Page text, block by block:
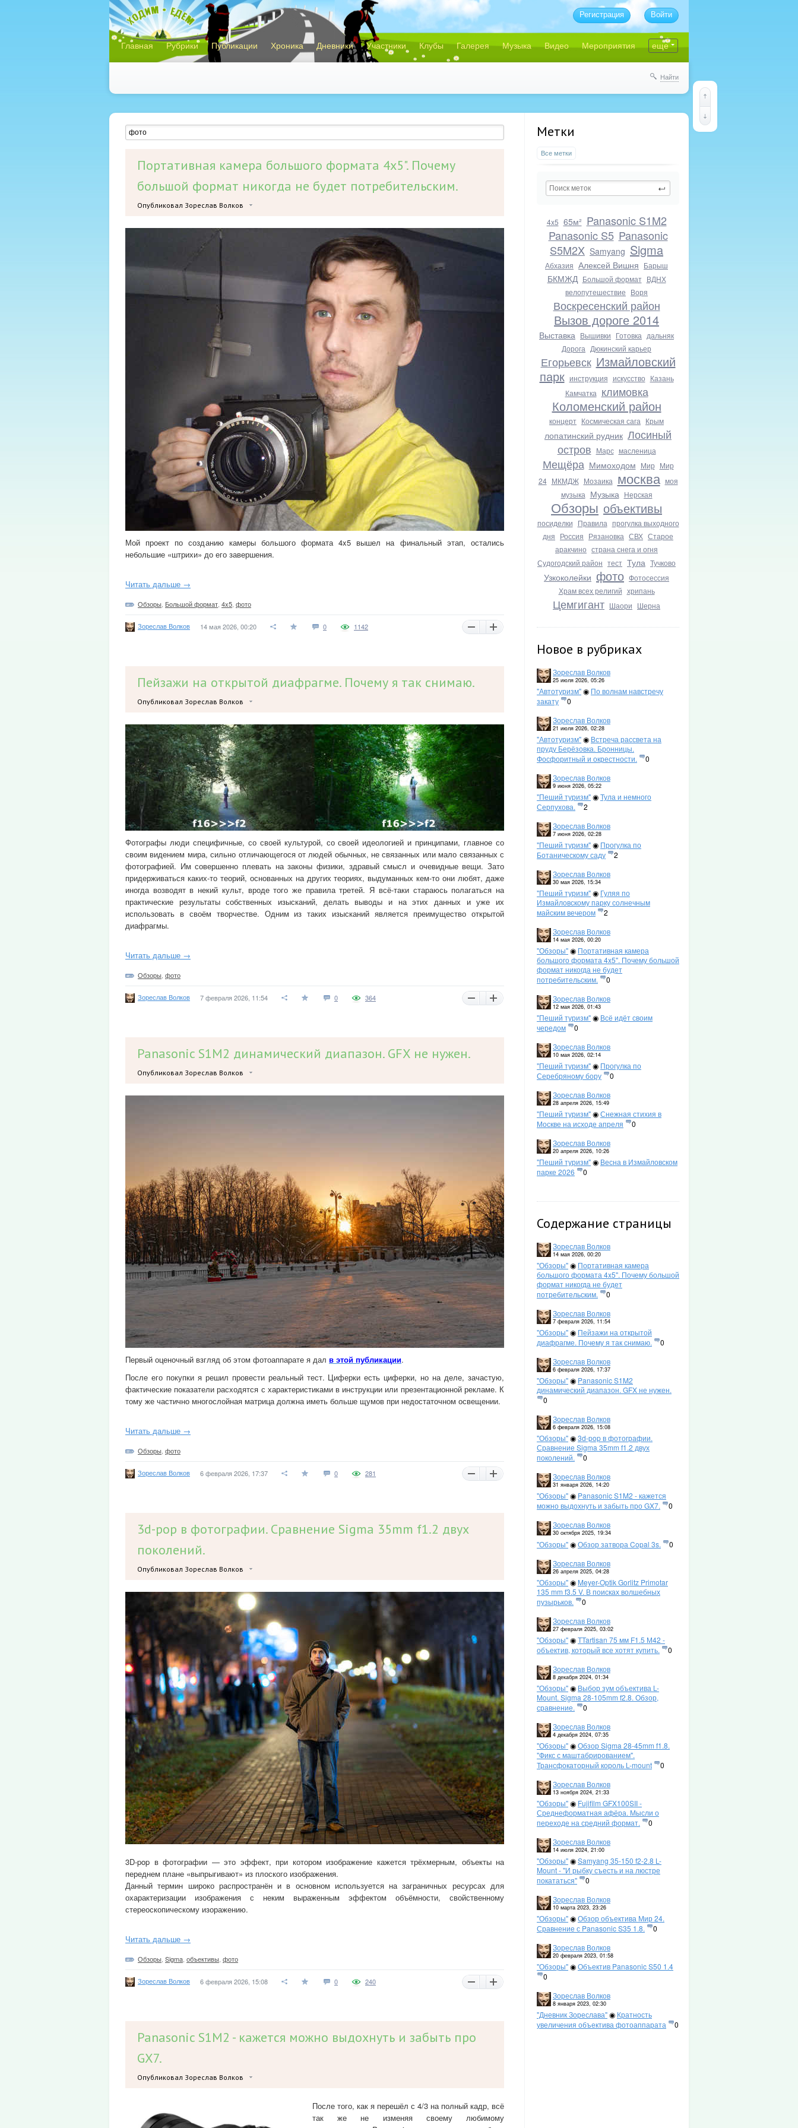
Главная Рубрики Публикации Хроника Дневники Участники Клубы Галерея Музыка Видео Мероприятия еще
Регистрация Войти
Найти
Метки
Все метки
4x5 65м² Panasonic S1M2
Panasonic S5 Panasonic
S5M2X Samyang Sigma
Абхазия Алексей Вишня Барыш
БКМЖД Большой формат ВДНХ
велопутешествие Воря
Воскресенский район
Вызов дороге 2014
Выставка Вышивки Готовка дальняк
Дорога Дюкинский карьер
Егорьевск Измайловский
парк инструкция искусство Казань
Камчатка климовка
Коломенский район
концерт Космическая сага Крым
лопатинский рудник Лосиный
остров Марс масленица
Мещёра Мимоходом Мир Мир
24 МКМДЖ Мозаика москва моя
музыка Музыка Нерская
Обзоры объективы
посиделки Правила прогулка выходного
дня Россия Рязановка СВХ Старое
аракчино страна снега и огня
Судогодский район тест Тула Тучково
Узкоколейки фото Фотосессия
Храм всех религий хрипань
Цемгигант Шаори Шерна
Новое в рубриках
Зореслав Волков
25 июля 2026, 05:26
"Автотуризм"◉ По волнам навстречу
закату
0
Зореслав Волков
21 июля 2026, 02:28
"Автотуризм"◉ Встреча рассвета на
пруду Берёзовка. Бронницы.
Фосфоритный и окрестности.
0
Зореслав Волков
9 июня 2026, 05:22
"Пеший туризм"◉Тула и немного
Серпухова.
2
Зореслав Волков
7 июня 2026, 02:28
"Пеший туризм"◉ Прогулка по
Ботаническому саду
2
Зореслав Волков
30 мая 2026, 15:34
"Пеший туризм"◉ Гуляя по
Измайловскому парку солнечным
майским вечером
2
Зореслав Волков
14 мая 2026, 00:20
"Обзоры"◉ Портативная камера
большого формата 4x5". Почему большой
формат никогда не будет
потребительским.
0
Зореслав Волков
12 мая 2026, 01:43
"Пеший туризм"◉ Всё идёт своим
чередом
0
Зореслав Волков
10 мая 2026, 02:14
"Пеший туризм"◉ Прогулка по
Серебряному бору
0
Зореслав Волков
28 апреля 2026, 15:49
"Пеший туризм"◉Снежная стихия в
Москве на исходе апреля
0
Зореслав Волков
20 апреля 2026, 10:26
"Пеший туризм"◉ Весна в Измайловском
парке 2026
0
Содержание страницы
Зореслав Волков
14 мая 2026, 00:20
"Обзоры"◉ Портативная камера
большого формата 4x5". Почему большой
формат никогда не будет
потребительским.
0
Зореслав Волков
7 февраля 2026, 11:54
"Обзоры"◉ Пейзажи на открытой
диафрагме. Почему я так снимаю.
0
Зореслав Волков
6 февраля 2026, 17:37
"Обзоры"◉ Panasonic S1M2
динамический диапазон. GFX не нужен.
0
Зореслав Волков
6 февраля 2026, 15:08
"Обзоры"◉3d-pop в фотографии.
Сравнение Sigma 35mm f1.2 двух
поколений.
0
Зореслав Волков
31 января 2026, 14:20
"Обзоры"◉ Panasonic S1M2 - кажется
можно выдохнуть и забыть про GX7.
0
Зореслав Волков
30 октября 2025, 19:34
"Обзоры"◉Обзор затвора Copal 3s.
0
Зореслав Волков
26 апреля 2025, 04:28
"Обзоры"◉ Meyer-Optik Gorlitz Primotar
135 mm f3.5 V. В поисках волшебных
пузырьков.
0
Зореслав Волков
27 февраля 2025, 03:02
"Обзоры"◉TTartisan 75 мм F1.5 М42 -
объектив, который все хотят купить.
0
Зореслав Волков
8 декабря 2024, 01:34
"Обзоры"◉ Выбор зум объектива L-
Mount. Sigma 28-105mm f2.8. Обзор,
сравнение.
0
Зореслав Волков
4 декабря 2024, 07:35
"Обзоры"◉Обзор Sigma 28-45mm f1.8.
"Фикс с маштабрированием".
Трансфокаторный король L-mount
0
Зореслав Волков
13 ноября 2024, 21:33
"Обзоры"◉ Fujifilm GFX100SII -
Среднеформатная афёра. Мысли о
переходе на средний формат.
0
Зореслав Волков
14 июля 2024, 21:00
"Обзоры"◉Samyang 35-150 f2-2.8 L-
Mount - "И рыбку съесть и на люстре
покататься"
0
Зореслав Волков
10 марта 2023, 23:26
"Обзоры"◉Обзор объектива Мир 24.
Сравнение с Panasonic S35 1.8.
0
Зореслав Волков
20 февраля 2023, 01:58
"Обзоры"◉Объектив Panasonic S50 1.4
0
Зореслав Волков
8 января 2023, 02:30
"Дневник Зореслава"◉ Кратность
увеличения объектива фотоаппарата
0
Портативная камера большого формата 4x5". Почему
большой формат никогда не будет потребительским.
Опубликовал Зореслав Волков
Мой проект по созданию камеры большого формата 4x5 вышел на финальный этап, остались
небольшие «штрихи» до его завершения.
Читать дальше →
Обзоры Большой формат 4x5 фото
Зореслав Волков 14 мая 2026, 00:20 0 1142
Пейзажи на открытой диафрагме. Почему я так снимаю.
Опубликовал Зореслав Волков
Фотографы люди специфичные, со своей культурой, со своей идеологией и принципами, главное со
своим видением мира, сильно отличающегося от людей обычных, не связанных или мало связанных с
фотографией. Им совершенно плевать на законы физики, здравый смысл и очевидные вещи. Зато
придерживаться каких-то теорий, основанных на других теориях, выдуманных кем-то они любят, даже
иногда возводят в некий культ, вроде того же правила третей. Я всё-таки стараюсь полагаться на
практические результаты собственных изысканий, делать выводы и на этих данных и уже их
использовать в своём творчестве. Одним из таких изысканий является преимущество открытой
диафрагмы.
Читать дальше →
Обзоры фото
Зореслав Волков 7 февраля 2026, 11:54 0 364
Panasonic S1M2 динамический диапазон. GFX не нужен.
Опубликовал Зореслав Волков
Первый оценочный взгляд об этом фотоаппарате я дал в этой публикации.
После его покупки я решил провести реальный тест. Циферки есть циферки, но на деле, зачастую,
фактические показатели расходятся с характеристиками в инструкции или презентационной рекламе. К
тому же частично многослойная матрица должна иметь больше щумов при недостаточном освещении.
Читать дальше →
Обзоры фото
Зореслав Волков 6 февраля 2026, 17:37 0 281
3d-pop в фотографии. Сравнение Sigma 35mm f1.2 двух
поколений.
Опубликовал Зореслав Волков
3D-pop в фотографии — это эффект, при котором изображение кажется трёхмерным, объекты на
переднем плане «выпрыгивают» из плоского изображения.
Данный термин широко распространён и в основном используется на заграничных ресурсах для
охарактеризации изображения с неким выраженным эффектом объёмности, свойственному
стереоскопическому изоражению.
Читать дальше →
Обзоры Sigma объективы фото
Зореслав Волков 6 февраля 2026, 15:08 0 240
Panasonic S1M2 - кажется можно выдохнуть и забыть про
GX7.
Опубликовал Зореслав Волков
После того, как я перешёл с 4/3 на полный кадр, всё
так же не изменяя своему любимому